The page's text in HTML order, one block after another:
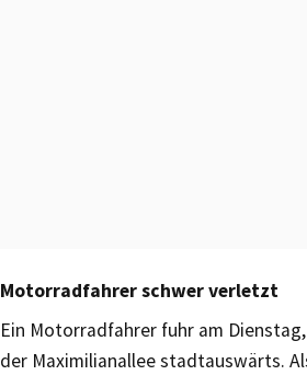
Motorradfahrer schwer verletzt
Ein Motorradfahrer fuhr am
der Maximilianallee stadtauswärts.